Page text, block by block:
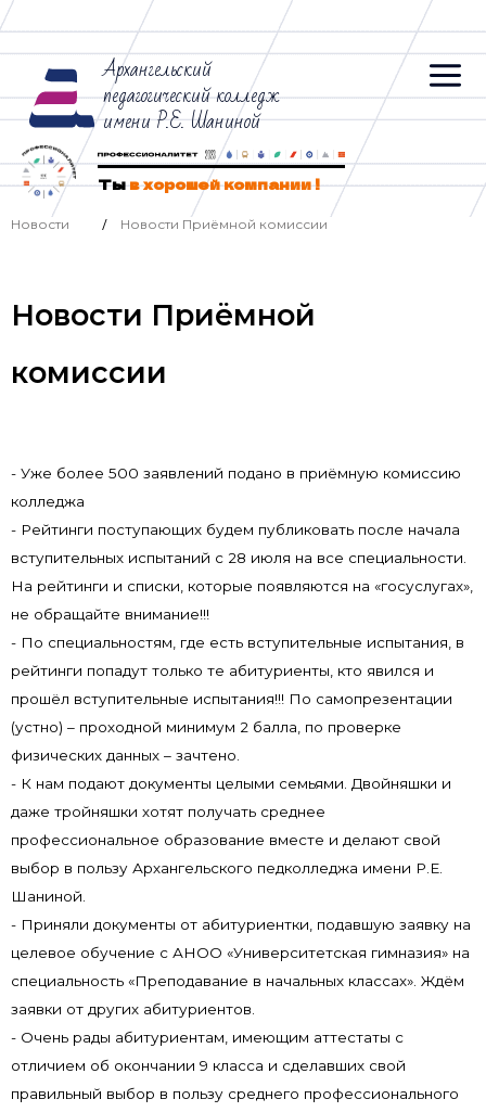
Архангельский
педагогический колледж
имени Р.Е. Шаниной
Тыв хорошей компании !
Новости / Новости Приёмной комиссии
Новости Приёмной
комиссии
- Уже более 500 заявлений подано в приёмную комиссию
колледжа
- Рейтинги поступающих будем публиковать после начала
вступительных испытаний с 28 июля на все специальности.
На рейтинги и списки, которые появляются на «госуслугах»,
не обращайте внимание!!!
- По специальностям, где есть вступительные испытания, в
рейтинги попадут только те абитуриенты, кто явился и
прошёл вступительные испытания!!! По самопрезентации
(устно) – проходной минимум 2 балла, по проверке
физических данных – зачтено.
- К нам подают документы целыми семьями. Двойняшки и
даже тройняшки хотят получать среднее
профессиональное образование вместе и делают свой
выбор в пользу Архангельского педколледжа имени Р.Е.
Шаниной.
- Приняли документы от абитуриентки, подавшую заявку на
целевое обучение с АНОО «Университетская гимназия» на
специальность «Преподавание в начальных классах». Ждём
заявки от других абитуриентов.
- Очень рады абитуриентам, имеющим аттестаты с
отличием об окончании 9 класса и сделавших свой
правильный выбор в пользу среднего профессионального